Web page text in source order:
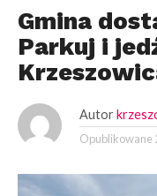
Gmina
Parkuj i
Autor
Opublikowane